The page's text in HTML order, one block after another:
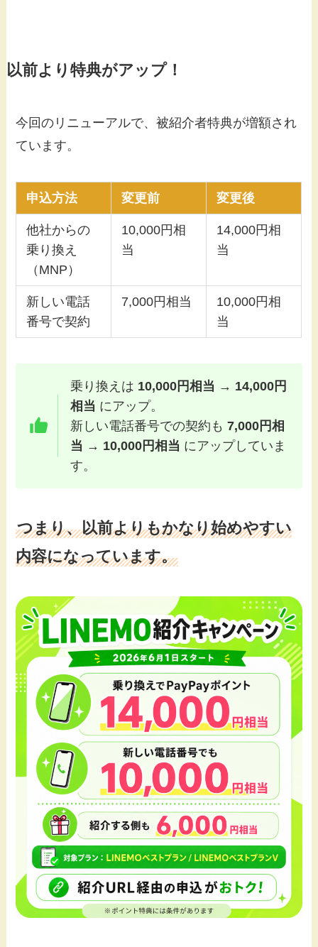
以前より特典がアップ！
今回のリニューアルで、被紹介者特典が増額され
ています。
申込方法 変更前 変更後
他社からの
乗り換え
（MNP）
10,000円相
当
14,000円相
当
新しい電話
番号で契約
7,000円相当
10,000円相
当
乗り換えは 10,000円相当 → 14,000円
相当 にアップ。
新しい電話番号での契約も 7,000円相
当 → 10,000円相当 にアップしていま
す。
つまり、以前よりもかなり始めやすい
内容になっています。